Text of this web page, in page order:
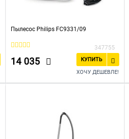
Пылесос Philips FC9331/09
347755
14 035
КУПИТЬ
ХОЧУ ДЕШЕВЛЕ!